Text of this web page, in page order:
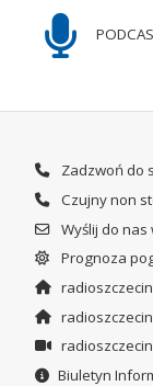
Zadzwoń do
Czujny non
Wyślij do nas
Prognoza
Biuletyn